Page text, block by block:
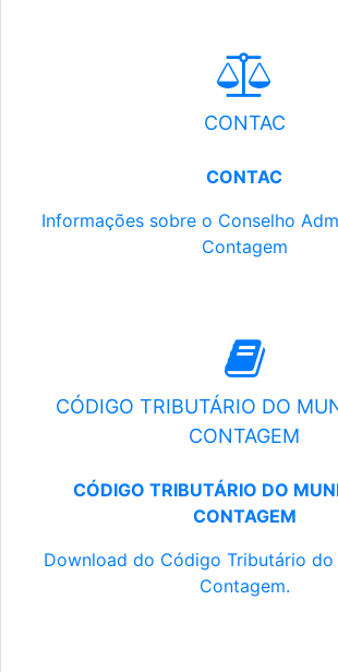
CONTAC
CONTAC
Informações sobre o Conselho
Contagem
CÓDIGO TRIBUTÁRIO DO
CONTAGEM
CÓDIGO TRIBUTÁRIO DO
CONTAGEM
Download do Código Tributário
Contagem.